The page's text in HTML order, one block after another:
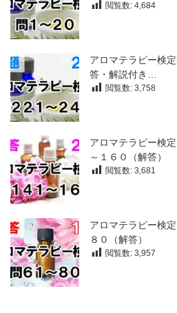
閲覧数: 4,684
アロマテラピー検
答・解説付き…
閲覧数: 3,758
アロマテラピー検
～１６０（解答）
閲覧数: 3,681
アロマテラピー検
８０（解答）
閲覧数: 3,957